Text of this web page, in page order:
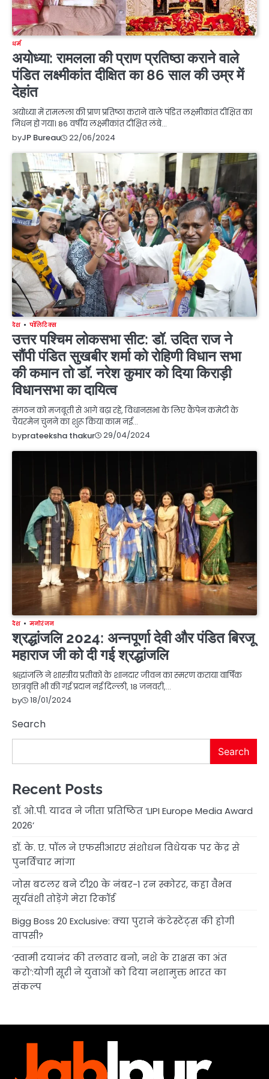
धर्म
अयोध्या: रामलला की प्राण प्रतिष्ठा कराने वाले
पंडित लक्ष्मीकांत दीक्षित का 86 साल की उम्र में
देहांत
अयोध्या में रामलला की प्राण प्रतिष्ठा कराने वाले पंडित लक्ष्मीकांत दीक्षित का
निधन हो गया। 86 वर्षीय लक्ष्मीकांत दीक्षित लंबे…
byJP Bureau 22/06/2024
देश पॉलिटिक्स
उत्तर पश्चिम लोकसभा सीट: डॉ. उदित राज ने
सौंपी पंडित सुखबीर शर्मा को रोहिणी विधान सभा
की कमान तो डॉ. नरेश कुमार को दिया किराड़ी
विधानसभा का दायित्व
संगठन को मजबूती से आगे बढ़ा रहे, विधानसभा के लिए कैंपेन कमेटी के
चैयरमेन चुनने का शुरू किया काम नई…
byprateeksha thakur 29/04/2024
देश मनोरंजन
श्रद्धांजलि 2024: अन्नपूर्णा देवी और पंडित बिरजू
महाराज जी को दी गई श्रद्धांजलि
श्रद्धांजलि ने शास्त्रीय प्रतीकों के शानदार जीवन का स्मरण कराया वार्षिक
छात्रवृत्ति भी की गई प्रदान नई दिल्ली, 18 जनवरी,…
by
18/01/2024
Search
Search
Recent Posts
डॉ. ओ.पी. यादव ने जीता प्रतिष्ठित ‘LIPI Europe Media Award
2026’
डॉ. के. ए. पॉल ने एफसीआरए संशोधन विधेयक पर केंद्र से
पुनर्विचार मांगा
जोस बटलर बने टी20 के नंबर-1 रन स्कोरर, कहा वैभव
सूर्यवंशी तोड़ेंगे मेरा रिकॉर्ड
Bigg Boss 20 Exclusive: क्या पुराने कंटेस्टेंट्स की होगी
वापसी?
‘स्वामी दयानंद की तलवार बनो, नशे के राक्षस का अंत
करो’:योगी सूरी ने युवाओं को दिया नशामुक्त भारत का
संकल्प